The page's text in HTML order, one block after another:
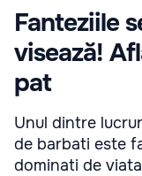
Fanteziile
visează!
pat
Unul dintre
de barbati este
dominati de